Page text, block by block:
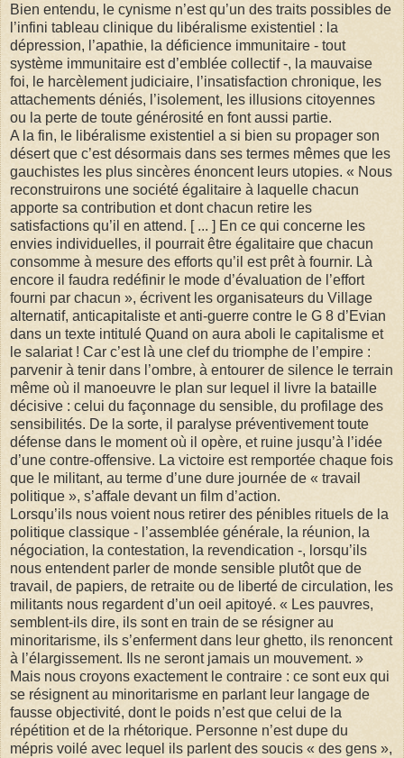
Bien entendu, le cynisme n’est qu’un des traits possibles de
l’infini tableau clinique du libéralisme existentiel : la
dépression, l’apathie, la déficience immunitaire - tout
système immunitaire est d’emblée collectif -, la mauvaise
foi, le harcèlement judiciaire, l’insatisfaction chronique, les
attachements déniés, l’isolement, les illusions citoyennes
ou la perte de toute générosité en font aussi partie.
A la fin, le libéralisme existentiel a si bien su propager son
désert que c’est désormais dans ses termes mêmes que les
gauchistes les plus sincères énoncent leurs utopies. « Nous
reconstruirons une société égalitaire à laquelle chacun
apporte sa contribution et dont chacun retire les
satisfactions qu’il en attend. [ ... ] En ce qui concerne les
envies individuelles, il pourrait être égalitaire que chacun
consomme à mesure des efforts qu’il est prêt à fournir. Là
encore il faudra redéfinir le mode d’évaluation de l’effort
fourni par chacun », écrivent les organisateurs du Village
alternatif, anticapitaliste et anti-guerre contre le G 8 d’Evian
dans un texte intitulé Quand on aura aboli le capitalisme et
le salariat ! Car c’est là une clef du triomphe de l’empire :
parvenir à tenir dans l’ombre, à entourer de silence le terrain
même où il manoeuvre le plan sur lequel il livre la bataille
décisive : celui du façonnage du sensible, du profilage des
sensibilités. De la sorte, il paralyse préventivement toute
défense dans le moment où il opère, et ruine jusqu’à l’idée
d’une contre-offensive. La victoire est remportée chaque fois
que le militant, au terme d’une dure journée de « travail
politique », s’affale devant un film d’action.
Lorsqu’ils nous voient nous retirer des pénibles rituels de la
politique classique - l’assemblée générale, la réunion, la
négociation, la contestation, la revendication -, lorsqu’ils
nous entendent parler de monde sensible plutôt que de
travail, de papiers, de retraite ou de liberté de circulation, les
militants nous regardent d’un oeil apitoyé. « Les pauvres,
semblent-ils dire, ils sont en train de se résigner au
minoritarisme, ils s’enferment dans leur ghetto, ils renoncent
à l’élargissement. Ils ne seront jamais un mouvement. »
Mais nous croyons exactement le contraire : ce sont eux qui
se résignent au minoritarisme en parlant leur langage de
fausse objectivité, dont le poids n’est que celui de la
répétition et de la rhétorique. Personne n’est dupe du
mépris voilé avec lequel ils parlent des soucis « des gens »,